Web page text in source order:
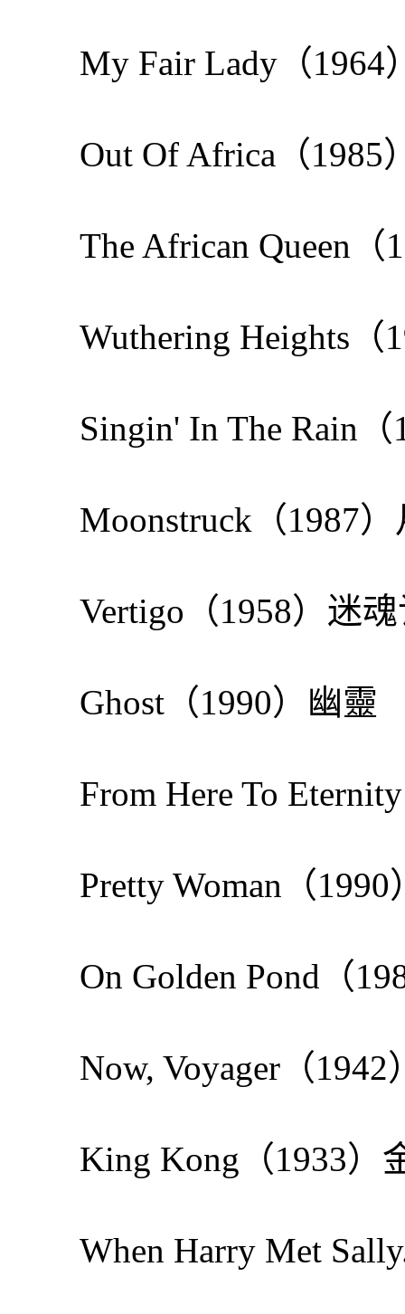
My Fair Lady（1964
Out Of Africa（1985
The African Queen
Wuthering Heights（
Singin' In The Rain
Moonstruck（1987
Vertigo（1958）迷
Ghost（1990）幽靈
From Here To
Pretty Woman（
On Golden Pond（
Now, Voyager（1942
King Kong（1933）
When Harry Met